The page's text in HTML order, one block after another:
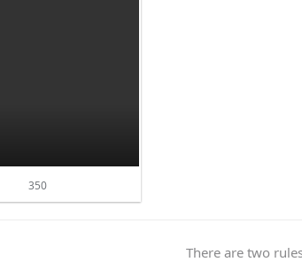
350
There are two